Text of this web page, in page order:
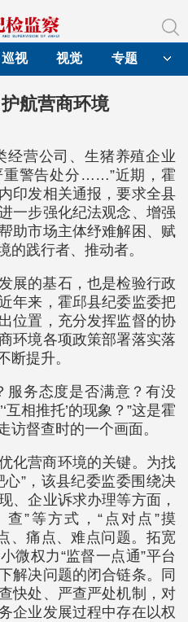
巡视 视觉 专题
航营商环境
经营公司、生猪养殖企业
重警告处分……”近期，霍
印发相关通报，要求全县
一步强化纪法观念、增强
助市场主体纾难解困、赋
的践行者、推动者。
展的基石，也是检验行政
年来，霍邱县纪委监委把
位置，充分发挥监督的协
环境各项政策部署落实落
断提升。
服务态度是否满意？有没
互相推托’的现象？”这是霍
访督查时的一个画面。
化营商环境的关键。为找
”，该县纪委监委围绕决
、企业诉求办理等方面，
”等方式，“点对点”摸
、痛点、难点问题。拓宽
微权力“监督一点通”平台
解决问题的闭合链条。同
快处、严查严处机制，对
企业发展过程中存在以权